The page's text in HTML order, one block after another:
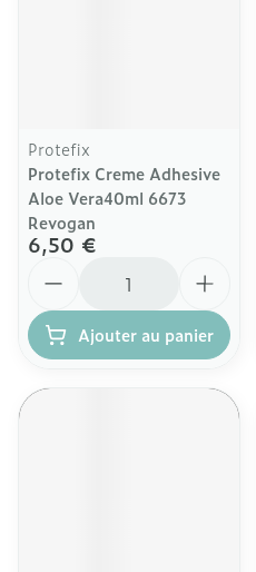
Protefix
Protefix Creme Adhesive
Aloe Vera40ml 6673
Revogan
6,50 €
Ajouter au panier